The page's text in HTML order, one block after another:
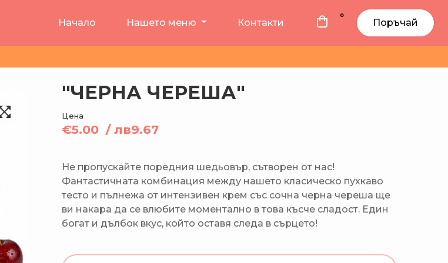
Начало Нашето меню Контакти
0
Поръчай
"ЧЕРНА ЧЕРЕША"
Цена
€5.00 / лв9.67
Не пропускайте поредния шедьовър, сътворен от нас!
Фантастичната комбинация между нашето класическо пухкаво
тесто и пълнежа от интензивен крем със сочна черна череша ще
ви накара да се влюбите моментално в това късче сладост. Един
богат и дълбок вкус, който оставя следа в сърцето!